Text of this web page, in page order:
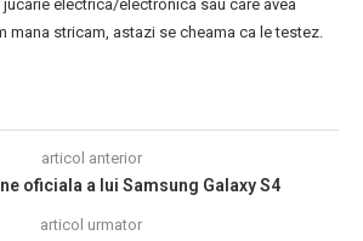
electrica/electronica sau care avea
mana stricam, astazi se cheama ca le testez.
articol anterior
oficiala a lui Samsung Galaxy S4
articol urmator